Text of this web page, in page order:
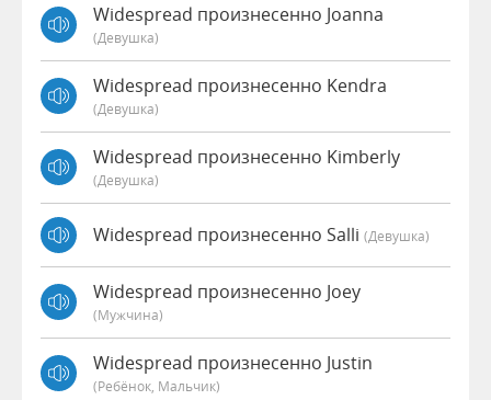
Widespread произнесенно Joanna
(девушка)
Widespread произнесенно Kendra
(девушка)
Widespread произнесенно Kimberly
(девушка)
Widespread произнесенно Salli (девушка)
Widespread произнесенно Joey
(мужчина)
Widespread произнесенно Justin
(Ребёнок, Мальчик)